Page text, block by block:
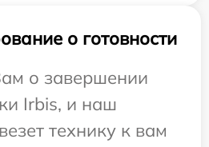
о готовности
о завершении
Irbis, и наш
технику к вам